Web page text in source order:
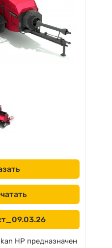
HP предназначен